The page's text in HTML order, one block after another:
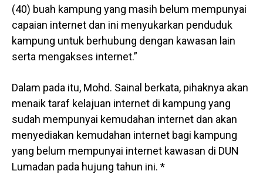
(40) buah kampung yang masih belum mempunyai
capaian internet dan ini menyukarkan penduduk
kampung untuk berhubung dengan kawasan lain
serta mengakses internet.”
Dalam pada itu, Mohd. Sainal berkata, pihaknya akan
menaik taraf kelajuan internet di kampung yang
sudah mempunyai kemudahan internet dan akan
menyediakan kemudahan internet bagi kampung
yang belum mempunyai internet kawasan di DUN
Lumadan pada hujung tahun ini. *